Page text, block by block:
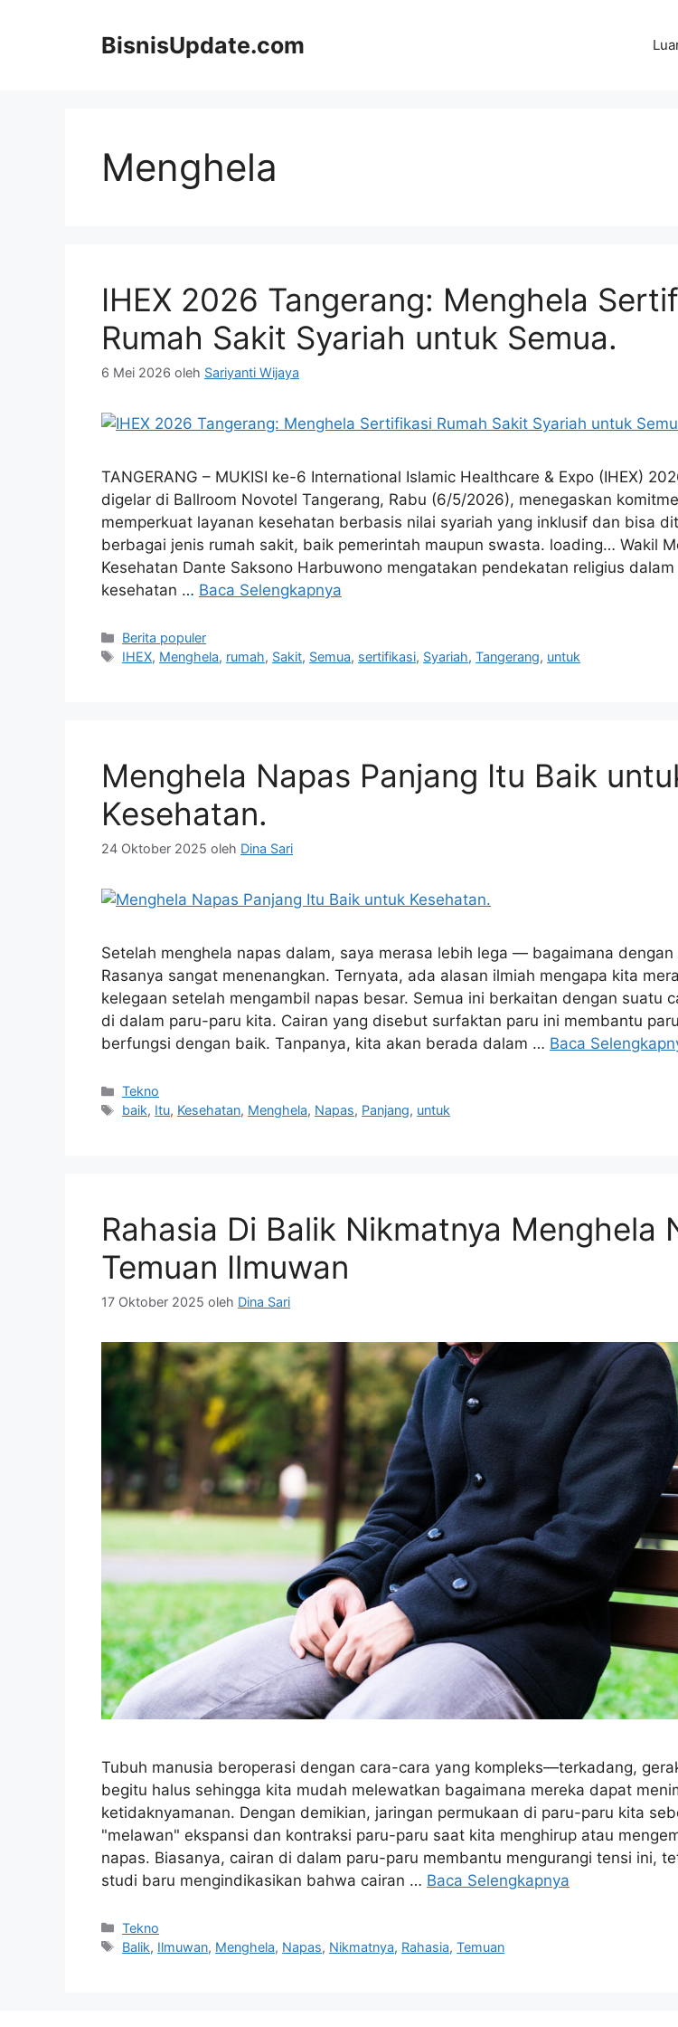
BisnisUpdate.com
Menghela
IHEX 2026 Tangerang: Menghela
Rumah Sakit Syariah untuk Semua.
6 Mei 2026 oleh Sariyanti Wijaya
TANGERANG – MUKISI ke-6 International Islamic Healthcare & Expo (IHEX)
digelar di Ballroom Novotel Tangerang, Rabu (6/5/2026), menegaskan
memperkuat layanan kesehatan berbasis nilai syariah yang inklusif dan bisa
berbagai jenis rumah sakit, baik pemerintah maupun swasta. loading… Wakil
Kesehatan Dante Saksono Harbuwono mengatakan pendekatan religius dalam
kesehatan … Baca Selengkapnya
Kategori
Berita populer
Tag
IHEX, Menghela, rumah, Sakit, Semua, sertifikasi, Syariah,Tangerang, untuk
Menghela Napas Panjang Itu Baik
Kesehatan.
24 Oktober 2025 oleh Dina Sari
Setelah menghela napas dalam, saya merasa lebih lega — bagaimana dengan
Rasanya sangat menenangkan. Ternyata, ada alasan ilmiah mengapa kita
kelegaan setelah mengambil napas besar. Semua ini berkaitan dengan suatu
di dalam paru-paru kita. Cairan yang disebut surfaktan paru ini membantu
berfungsi dengan baik. Tanpanya, kita akan berada dalam … Baca
Kategori
Tekno
Tag
baik, Itu, Kesehatan, Menghela, Napas, Panjang, untuk
Rahasia Di Balik Nikmatnya Menghela
Temuan Ilmuwan
17 Oktober 2025 oleh Dina Sari
Tubuh manusia beroperasi dengan cara-cara yang kompleks—terkadang,
begitu halus sehingga kita mudah melewatkan bagaimana mereka dapat
ketidaknyamanan. Dengan demikian, jaringan permukaan di paru-paru kita
"melawan" ekspansi dan kontraksi paru-paru saat kita menghirup atau
napas. Biasanya, cairan di dalam paru-paru membantu mengurangi tensi ini,
studi baru mengindikasikan bahwa cairan … Baca Selengkapnya
Kategori
Tekno
Tag
Balik, Ilmuwan, Menghela, Napas, Nikmatnya, Rahasia,Temuan